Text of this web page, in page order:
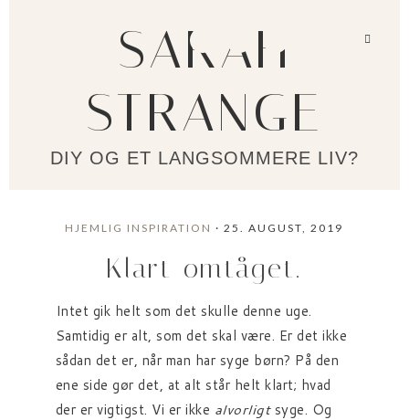
SARAH
STRANGE
DIY OG ET LANGSOMMERE LIV?
HJEMLIG INSPIRATION · 25. AUGUST, 2019
Klart omtåget.
Intet gik helt som det skulle denne uge.
Samtidig er alt, som det skal være. Er det ikke
sådan det er, når man har syge børn? På den
ene side gør det, at alt står helt klart; hvad
der er vigtigst. Vi er ikke alvorligtsyge. Og